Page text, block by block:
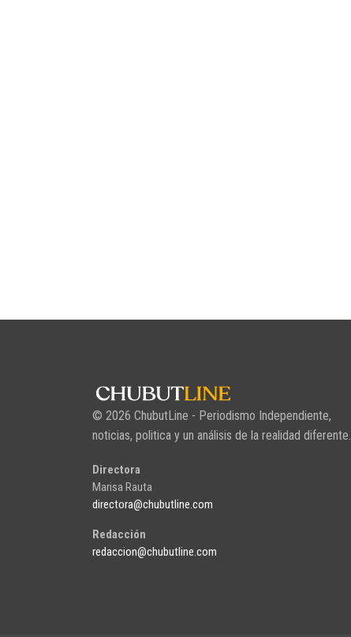
© 2026 ChubutLine - Periodismo Independiente,
noticias, politica y un análisis de la realidad diferente.
Directora
Marisa Rauta
directora@chubutline.com
Redacción
redaccion@chubutline.com